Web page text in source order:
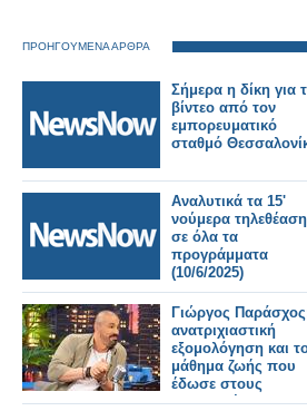
ΠΡΟΗΓΟΥΜΕΝΑ ΑΡΘΡΑ
Σήμερα η δίκη για
βίντεο από τον
εμπορευματικό
σταθμό
Αναλυτικά τα 15'
νούμερα
σε όλα τα
προγράμματα
(10/6/2025)
Γιώργος
ανατριχιαστική
εξομολόγηση και
μάθημα ζωής που
έδωσε στους
τηλεθεατές!